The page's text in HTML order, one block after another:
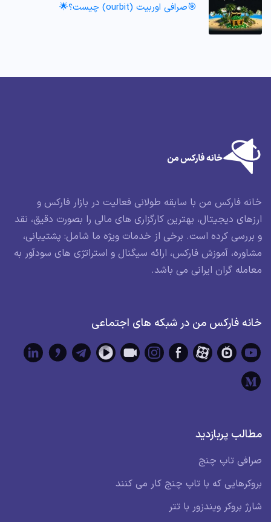
🎯صرافی اوربیت (ourbit) چیست؟🌟
خانه فارکس من با سابقه طولانی فعالیت در بازار فارکس و
ارزهای دیجیتال، بهترین کارگزاری های مالی را بصورت دقیق، نقد
و بررسی کرده است. برخی از خدمات ویژه ما شامل: پشتیبانی،
مشاوره، آموزش فارکس، ارائه سیگنال و استراتژی های سودآور به
معامله گران ایرانی می باشد.
خانه فارکس من در شبکه های اجتماعی
مطالب پربازدید
صرافی تاپ چنج
بروکرهایی که با تاپ چنج کار می کنند
شارژ بروکر ویندزور با تتر